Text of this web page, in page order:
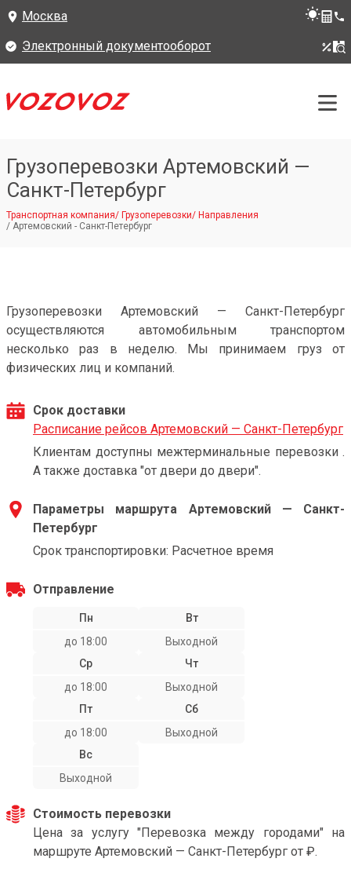
Москва
Электронный документооборот
Грузоперевозки Артемовский —
Санкт-Петербург
Транспортная компания/ Грузоперевозки/ Направления
/ Артемовский - Санкт-Петербург
Грузоперевозки Артемовский — Санкт-Петербург
осуществляются автомобильным транспортом
несколько раз в неделю. Мы принимаем груз от
физических лиц и компаний.
Срок доставки
Расписание рейсов Артемовский — Санкт-Петербург
Клиентам доступны межтерминальные перевозки .
А также доставка "от двери до двери".
Параметры маршрута Артемовский — Санкт-
Петербург
Срок транспортировки: Расчетное время
Отправление
Пн
до 18:00
Вт
Выходной
Ср
до 18:00
Чт
Выходной
Пт
до 18:00
Сб
Выходной
Вс
Выходной
Стоимость перевозки
Цена за услугу "Перевозка между городами" на
маршруте Артемовский — Санкт-Петербург от ₽.